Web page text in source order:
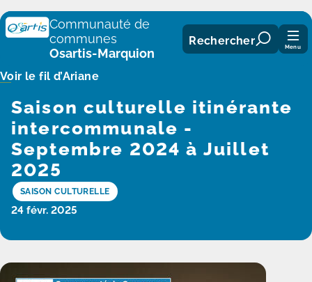
Panneau de gestion des cookies
Communauté de
communes
Osartis-Marquion
Rechercher Menu
Voir le fil d’Ariane
Saison culturelle itinérante
intercommunale -
Septembre 2024 à Juillet
2025
SAISON CULTURELLE
24 févr. 2025